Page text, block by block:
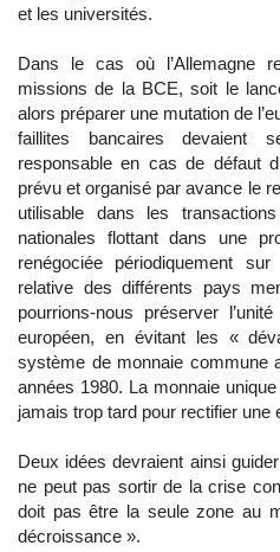
et les universités.
Dans le cas où l’Allemagne
missions de la BCE, soit le
alors préparer une mutation de
faillites bancaires devaient
responsable en cas de défaut
prévu et organisé par avance le
utilisable dans les
nationales flottant dans une
renégociée périodiquement
relative des différents pays
pourrions-nous préserver
européen, en évitant les «
système de monnaie commune
années 1980. La monnaie
jamais trop tard pour rectifier une
Deux idées devraient ainsi
ne peut pas sortir de la crise
doit pas être la seule zone au
décroissance ».